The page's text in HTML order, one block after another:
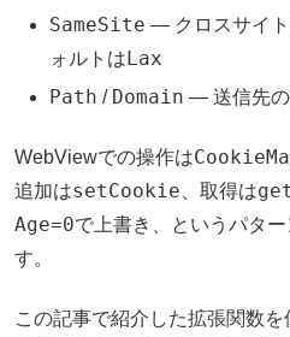
SameSite — クロスサイ
ォルトは Lax
Path / Domain — 送信先
WebViewでの操作は
追加はsetCookie 、取得は
Age=0で上書き、というパタ
す。
この記事で紹介した拡張関数